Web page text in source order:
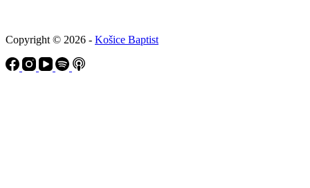
Copyright © 2026 - Košice Baptist